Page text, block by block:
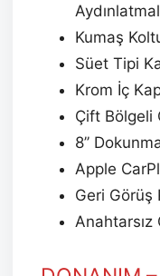
Kumaş
Süet Tipi
Krom İç
Çift Bölgeli
8’’
Apple
Geri Görüş
Anahtarsız